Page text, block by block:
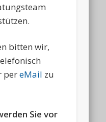
bitten wir,
pereMail zu
Sie vor